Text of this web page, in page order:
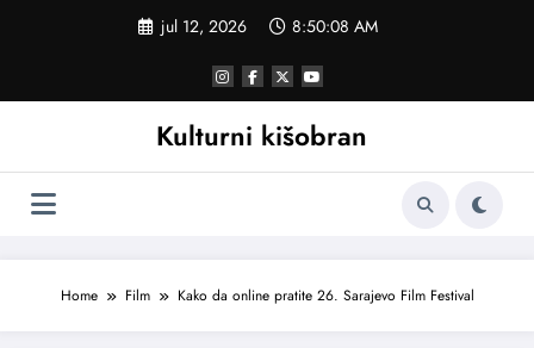
jul 12, 2026 8:50:09 AM
Kulturni kišobran
Home Film Kako da online pratite 26. Sarajevo Film Festival